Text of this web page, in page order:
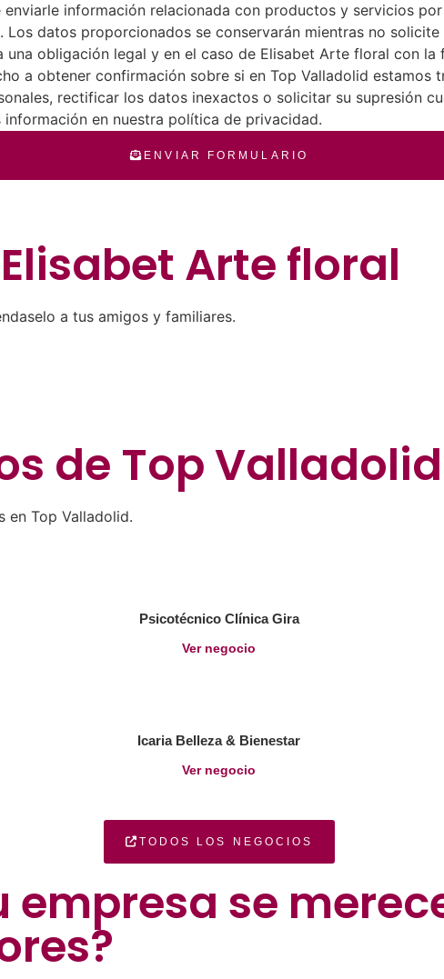
información relacionada con productos y servicios
datos proporcionados se conservarán mientras no
obligación legal y en el caso de Elisabet Arte floral con la
a obtener confirmación sobre si en Top Valladolid estamos
rectificar los datos inexactos o solicitar su supresión
en nuestra política de privacidad.
ENVIAR FORMULARIO
Elisabet Arte floral
a tus amigos y familiares.
de Top Valladolid
en Top Valladolid.
Psicotécnico Clínica Gira
Ver negocio
Icaria Belleza & Bienestar
Ver negocio
TODOS LOS NEGOCIOS
empresa se